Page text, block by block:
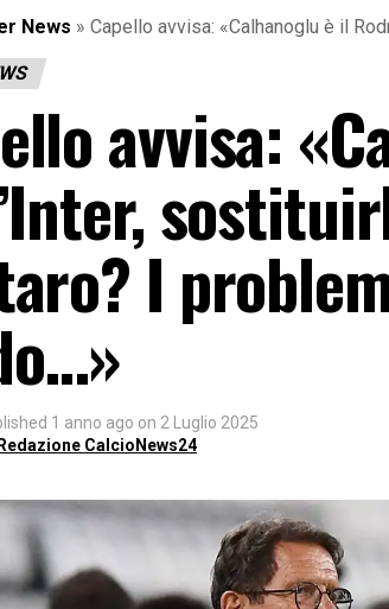
News » Capello avvisa: «Calhanoglu è il
avvisa:
I
1 anno ago on 2 Luglio 2025
Redazione CalcioNews24